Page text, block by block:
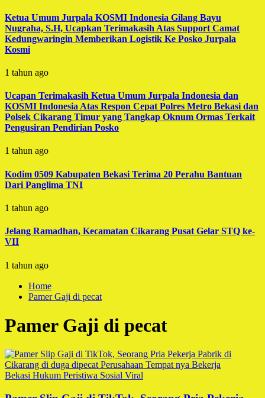
Ketua Umum Jurpala KOSMI Indonesia Gilang Bayu
Nugraha, S.H, Ucapkan Terimakasih Atas Support Camat
Kedungwaringin Memberikan Logistik Ke Posko Jurpala
Kosmi
1 tahun ago
Ucapan Terimakasih Ketua Umum Jurpala Indonesia dan
KOSMI Indonesia Atas Respon Cepat Polres Metro Bekasi dan
Polsek Cikarang Timur yang Tangkap Oknum Ormas Terkait
Pengusiran Pendirian Posko
1 tahun ago
Kodim 0509 Kabupaten Bekasi Terima 20 Perahu Bantuan
Dari Panglima TNI
1 tahun ago
Jelang Ramadhan, Kecamatan Cikarang Pusat Gelar STQ ke-
VII
1 tahun ago
Home
Pamer Gaji di pecat
Pamer Gaji di pecat
Bekasi Hukum Peristiwa Sosial Viral